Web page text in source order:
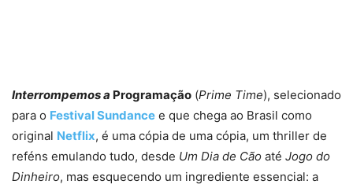
Interrompemos a Programação (Prime Time), selecionado
para o Festival Sundance e que chega ao Brasil como
original Netflix, é uma cópia de uma cópia, um thriller de
reféns emulando tudo, desde Um Dia de Cão até Jogo do
Dinheiro, mas esquecendo um ingrediente essencial: a